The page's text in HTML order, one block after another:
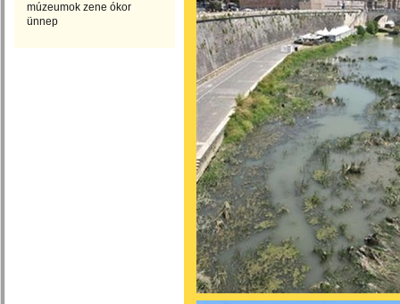
múzeumok zene ókor
ünnep